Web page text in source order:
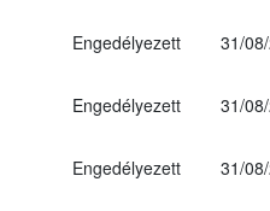
Engedélyezett 31/
Engedélyezett
31/
Engedélyezett 31/